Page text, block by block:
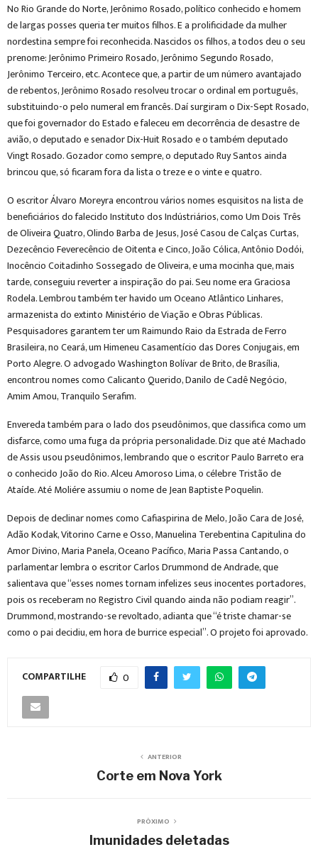
No Rio Grande do Norte, Jerônimo Rosado, político conhecido e homem
de largas posses queria ter muitos filhos. E a prolificidade da mulher
nordestina sempre foi reconhecida. Nascidos os filhos, a todos deu o seu
prenome: Jerônimo Primeiro Rosado, Jerônimo Segundo Rosado,
Jerônimo Terceiro, etc. Acontece que, a partir de um número avantajado
de rebentos, Jerônimo Rosado resolveu trocar o ordinal em português,
substituindo-o pelo numeral em francês. Daí surgiram o Dix-Sept Rosado,
que foi governador do Estado e faleceu em decorrência de desastre de
avião, o deputado e senador Dix-Huit Rosado e o também deputado
Vingt Rosado. Gozador como sempre, o deputado Ruy Santos ainda
brincou que, só ficaram fora da lista o treze e o vinte e quatro.
O escritor Álvaro Moreyra encontrou vários nomes esquisitos na lista de
beneficiários do falecido Instituto dos Indústriários, como Um Dois Três
de Oliveira Quatro, Olindo Barba de Jesus, José Casou de Calças Curtas,
Dezecêncio Feverecêncio de Oitenta e Cinco, João Cólica, Antônio Dodói,
Inocêncio Coitadinho Sossegado de Oliveira, e uma mocinha que, mais
tarde, conseguiu reverter a inspiração do pai. Seu nome era Graciosa
Rodela. Lembrou também ter havido um Oceano Atlântico Linhares,
armazenista do extinto Ministério de Viação e Obras Públicas.
Pesquisadores garantem ter um Raimundo Raio da Estrada de Ferro
Brasileira, no Ceará, um Himeneu Casamentício das Dores Conjugais, em
Porto Alegre. O advogado Washington Bolívar de Brito, de Brasília,
encontrou nomes como Calicanto Querido, Danilo de Cadê Negócio,
Amim Amou, Tranquilo Serafim.
Envereda também para o lado dos pseudônimos, que classifica como um
disfarce, como uma fuga da própria personalidade. Diz que até Machado
de Assis usou pseudônimos, lembrando que o escritor Paulo Barreto era
o conhecido João do Rio. Alceu Amoroso Lima, o célebre Tristão de
Ataíde. Até Moliére assumiu o nome de Jean Baptiste Poquelin.
Depois de declinar nomes como Cafiaspirina de Melo, João Cara de José,
Adão Kodak, Vitorino Carne e Osso, Manuelina Terebentina Capitulina do
Amor Divino, Maria Panela, Oceano Pacífico, Maria Passa Cantando, o
parlamentar lembra o escritor Carlos Drummond de Andrade, que
salientava que “esses nomes tornam infelizes seus inocentes portadores,
pois os receberam no Registro Civil quando ainda não podiam reagir”.
Drummond, mostrando-se revoltado, adianta que “é triste chamar-se
como o pai decidiu, em hora de burrice especial”. O projeto foi aprovado.
COMPARTILHE 0
ANTERIOR
Corte em Nova York
PRÓXIMO
Imunidades deletadas